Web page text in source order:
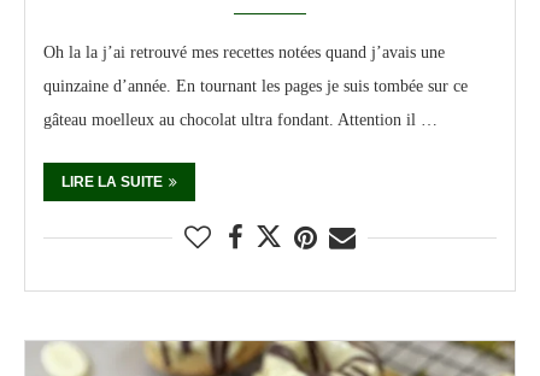
Oh la la j’ai retrouvé mes recettes notées quand j’avais une
quinzaine d’année. En tournant les pages je suis tombée sur ce
gâteau moelleux au chocolat ultra fondant. Attention il …
LIRE LA SUITE